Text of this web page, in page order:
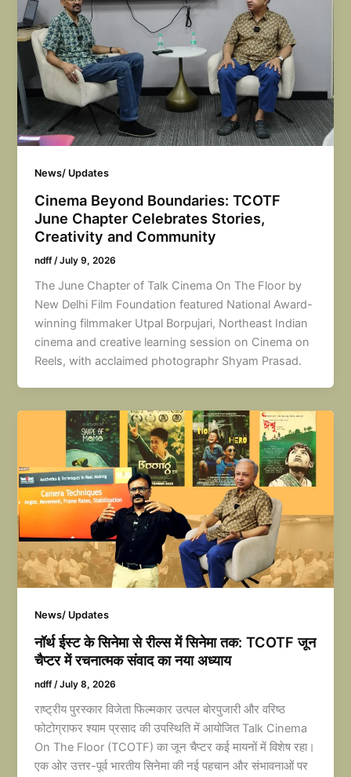
News/ Updates
Cinema Beyond Boundaries: TCOTF
June Chapter Celebrates Stories,
Creativity and Community
ndff /July 9, 2026
The June Chapter of Talk Cinema On The Floor by
New Delhi Film Foundation featured National Award-
winning filmmaker Utpal Borpujari, Northeast Indian
cinema and creative learning session on Cinema on
Reels, with acclaimed photographr Shyam Prasad.
News/ Updates
नॉर्थ ईस्ट के सिनेमा से रील्स में सिनेमा तक: TCOTF जून
चैप्टर में रचनात्मक संवाद का नया अध्याय
ndff /July 8, 2026
राष्ट्रीय पुरस्कार विजेता फिल्मकार उत्पल बोरपुजारी और वरिष्ठ
फोटोग्राफर श्याम प्रसाद की उपस्थिति में आयोजित Talk Cinema
On The Floor (TCOTF) का जून चैप्टर कई मायनों में विशेष रहा।
एक ओर उत्तर-पूर्व भारतीय सिनेमा की नई पहचान और संभावनाओं पर